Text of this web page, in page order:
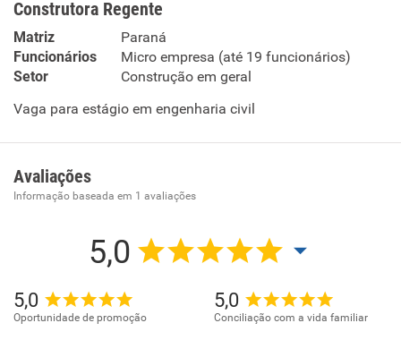
Construtora Regente
Matriz
Paraná
Funcionários
Micro empresa (até 19 funcionários)
Setor
Construção em geral
Vaga para estágio em engenharia civil
Avaliações
Informação baseada em 1 avaliações
5,0
5,0
Oportunidade de promoção
5,0
Conciliação com a vida familiar